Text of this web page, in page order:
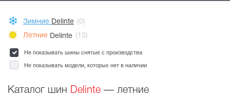
Зимние Delinte (0)
Летние Delinte (13)
Не показывать шины снятые с производства
Не показывать модели, которых нет в наличии
Каталог шин Delinte — летние